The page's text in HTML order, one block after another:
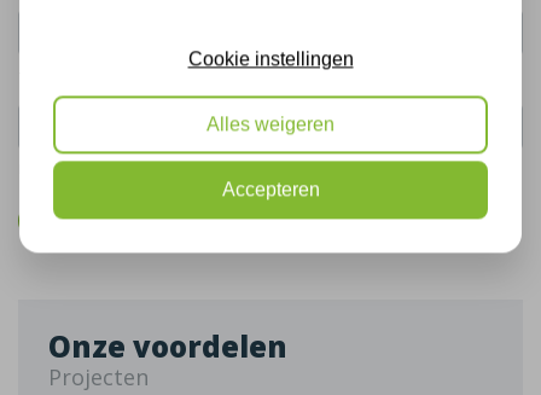
De gegevens die u hier verstrekt vallen onder ons
Bel mij terug
Onze voordelen
Projecten
Cookie instellingen
Alles weigeren
Accepteren